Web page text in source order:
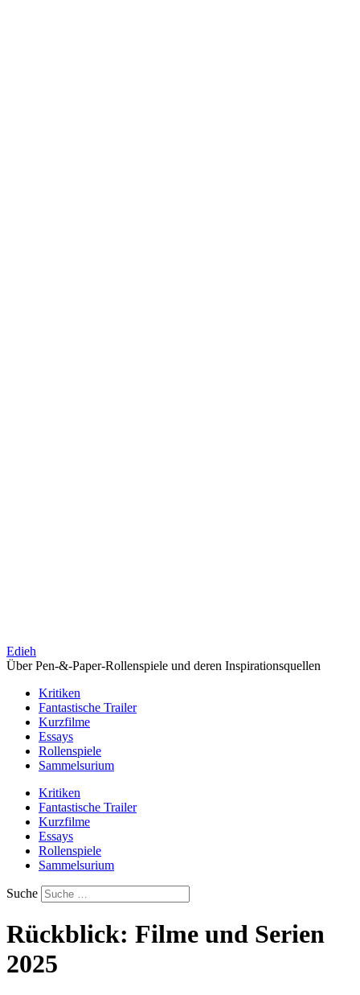
Edieh
Über Pen-&-Paper-Rollenspiele und deren Inspirationsquellen
Kritiken
Fantastische Trailer
Kurzfilme
Essays
Rollenspiele
Sammelsurium
Kritiken
Fantastische Trailer
Kurzfilme
Essays
Rollenspiele
Sammelsurium
Suche
Rückblick: Filme und Serien
2025